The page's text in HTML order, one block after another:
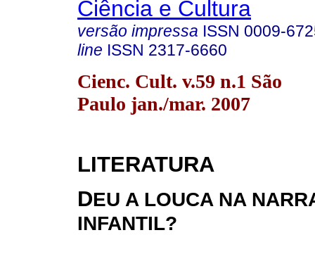
Ciência e Cultura
versão impressa ISSN 0009-
line ISSN 2317-6660
Cienc. Cult. v.59 n.1 São
Paulo jan./mar. 2007
LITERATURA
DEU A LOUCA NA
INFANTIL?